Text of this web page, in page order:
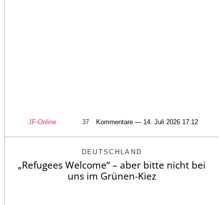
JF-Online 37 Kommentare — 14. Juli 2026 17:12
DEUTSCHLAND
„Refugees Welcome“ – aber bitte nicht bei
uns im Grünen-Kiez